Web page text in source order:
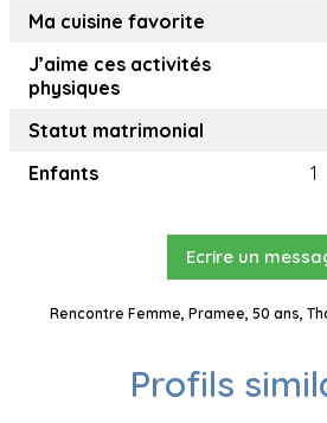
Ma cuisine favorite
J’aime ces activités
physiques
Statut matrimonial
Enfants
1
Ecrire un
Rencontre Femme, Pramee, 50 ans,
Profils